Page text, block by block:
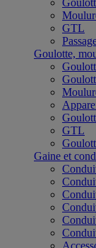
GTL
Goulotte,
GTL
Gaine et